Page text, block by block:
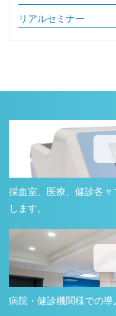
リアルセミナー
採血室、医療、健診各
します。
病院・健診機関様での導